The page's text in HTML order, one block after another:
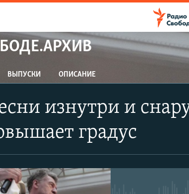
Apple
ВЫПУСКИ ОПИСАНИЕ
изнутри и
градус